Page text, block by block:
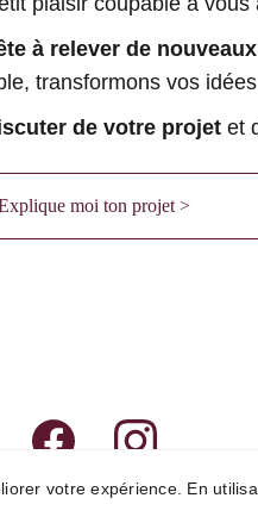
à relever de
transformons vos
de votre projet et
moi ton projet >
votre expérience. En